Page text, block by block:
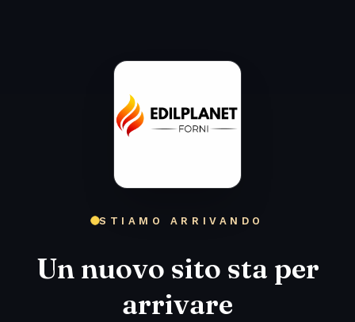
STIAMO ARRIVANDO
Un nuovo sito sta per
arrivare